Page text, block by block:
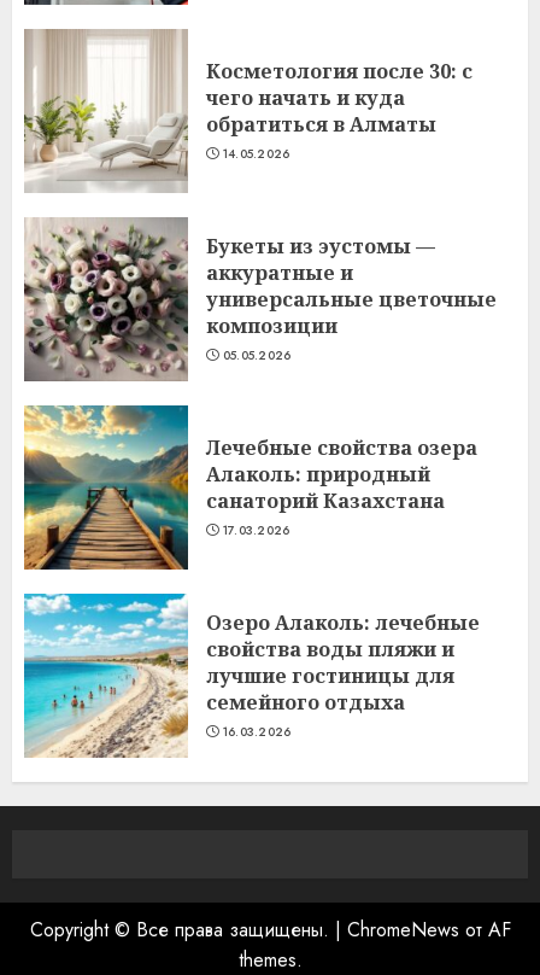
Косметология после 30: с
чего начать и куда
обратиться в Алматы
14.05.2026
Букеты из эустомы —
аккуратные и
универсальные цветочные
композиции
05.05.2026
Лечебные свойства озера
Алаколь: природный
санаторий Казахстана
17.03.2026
Озеро Алаколь: лечебные
свойства воды пляжи и
лучшие гостиницы для
семейного отдыха
16.03.2026
Copyright © Все права защищены. | ChromeNews от AF
themes.